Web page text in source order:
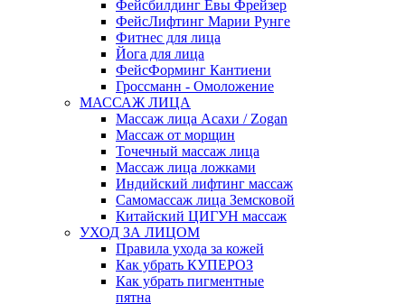
Фейсбилдинг Евы Фрейзер
ФейсЛифтинг Марии Рунге
Фитнес для лица
Йога для лица
ФейсФорминг Кантиени
Гроссманн - Омоложение
МАССАЖ ЛИЦА
Массаж лица Асахи / Zogan
Массаж от морщин
Точечный массаж лица
Массаж лица ложками
Индийский лифтинг массаж
Самомассаж лица Земсковой
Китайский ЦИГУН массаж
УХОД ЗА ЛИЦОМ
Правила ухода за кожей
Как убрать КУПЕРОЗ
Как убрать пигментные
пятна